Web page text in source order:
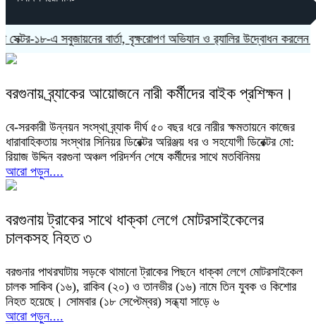
১৮-এ সবুজায়নের বার্তা, বৃক্ষরোপণ অভিযান ও র‍্যালির উদ্বোধন করলেন
বরগুনায় ব্র্যাকের আয়োজনে নারী কর্মীদের বাইক প্রশিক্ষন।
বে-সরকারী উন্নয়ন সংস্থা ব্র্যাক দীর্ঘ ৫০ বছর ধরে নারীর ক্ষমতায়নে কাজের
ধারাবাহিকতায় সংস্থার সিনিয়র ডিরেক্টর অরিঞ্জয় ধর ও সহযোগী ডিরেক্টর মো:
রিয়াজ উদ্দিন বরগুনা অঞ্চল পরিদর্শন শেষে কর্মীদের সাথে মতবিনিময়
আরো পড়ুন....
বরগুনায় ট্রাকের সাথে ধাক্কা লেগে মোটরসাইকেলের
চালকসহ নিহত ৩
বরগুনার পাথরঘাটায় সড়কে থামানো ট্রাকের পিছনে ধাক্কা লেগে মোটরসাইকেল
চালক সাকিব (১৬), রাকিব (২০) ও তানভীর (১৬) নামে তিন যুবক ও কিশোর
নিহত হয়েছে। সোমবার (১৮ সেপ্টেম্বর) সন্ধ্যা সাড়ে ৬
আরো পড়ুন....